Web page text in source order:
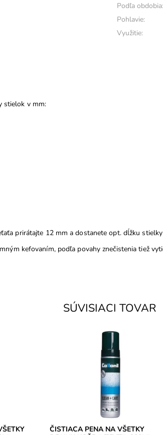
Podľa obdobia:
Pohlavie:
Využitie:
stielok v mm:
prirátajte 12 mm a dostanete opt. dĺžku
kefovaním, podľa povahy znečistenia tiež
SÚVISIACI TOVAR
a
CLEAN + CARE čistiaca pena na
všetky druhy kože aj textil. Okrem
čistenia obuvi sa dá využiť napríklad aj
Skladom
Collonil
2 roky
ČISTIACA PENA NA VŠETKY